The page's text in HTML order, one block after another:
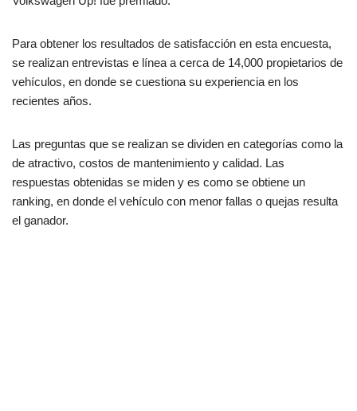
Para obtener los resultados de satisfacción en esta encuesta,
se realizan entrevistas e línea a cerca de 14,000 propietarios de
vehículos, en donde se cuestiona su experiencia en los
recientes años.
Las preguntas que se realizan se dividen en categorías como la
de atractivo, costos de mantenimiento y calidad. Las
respuestas obtenidas se miden y es como se obtiene un
ranking, en donde el vehículo con menor fallas o quejas resulta
el ganador.